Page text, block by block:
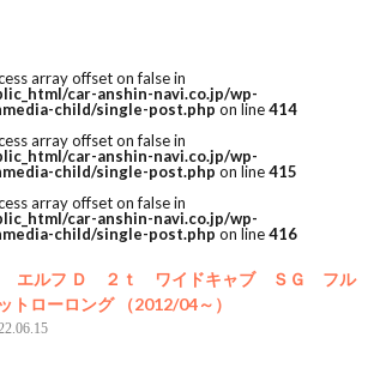
array offset on false in
car-anshin-navi.co.jp/wp-
child/single-post.php on line414
array offset on false in
car-anshin-navi.co.jp/wp-
child/single-post.php on line415
array offset on false in
car-anshin-navi.co.jp/wp-
child/single-post.php on line416
エルフ Ｄ ２ｔ ワイドキャブ ＳＧ フル
トローロング （2012/04～）